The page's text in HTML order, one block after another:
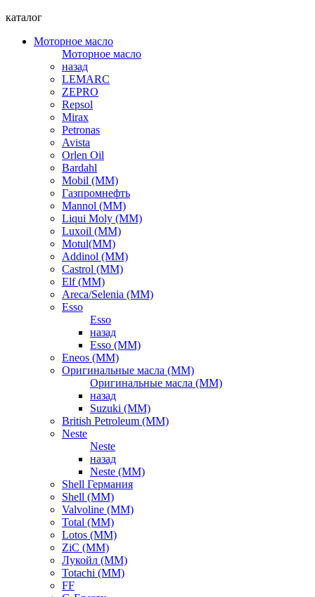
каталог
Моторное масло
Моторное масло
назад
LEMARC
ZEPRO
Repsol
Mirax
Petronas
Avista
Orlen Oil
Bardahl
Mobil (ММ)
Газпромнефть
Mannol (ММ)
Liqui Moly (ММ)
Luxoil (ММ)
Motul(ММ)
Addinol (ММ)
Castrol (ММ)
Elf (ММ)
Areca/Selenia (ММ)
Esso
Esso
назад
Esso (ММ)
Eneos (ММ)
Оригинальные масла (ММ)
Оригинальные масла (ММ)
назад
Suzuki (ММ)
British Petroleum (ММ)
Neste
Neste
назад
Neste (ММ)
Shell Германия
Shell (ММ)
Valvoline (ММ)
Total (ММ)
Lotos (ММ)
ZiC (ММ)
Лукойл (ММ)
Totachi (MM)
FF